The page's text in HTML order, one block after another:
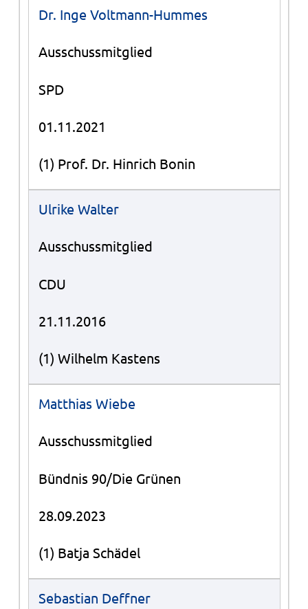
Dr. Inge Voltmann-Hummes
Ausschussmitglied
SPD
01.11.2021
(1) Prof. Dr. Hinrich Bonin
Ulrike Walter
Ausschussmitglied
CDU
21.11.2016
(1) Wilhelm Kastens
Matthias Wiebe
Ausschussmitglied
Bündnis 90/Die Grünen
28.09.2023
(1) Batja Schädel
Sebastian Deffner